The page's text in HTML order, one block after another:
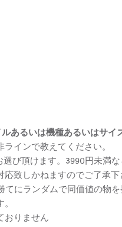
あるいは機種あるいはサイ
インで教えてください。
び頂けます。3990円未満
致しかねますのでご了承下
にランダムで同価値の物を
おりません